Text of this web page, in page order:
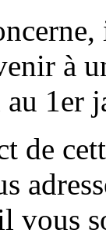
à
1er
de
vous